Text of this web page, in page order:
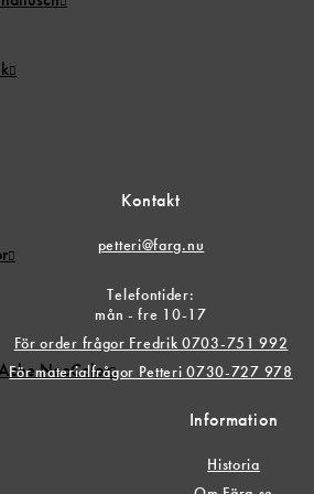
NeoColor
Kontakt
petteri@farg.nu
Telefontider:
mån - fre 10-17
För order frågor Fredrik 0703-751 992
För materialfrågor Petteri 0730-727 978
Information
Historia